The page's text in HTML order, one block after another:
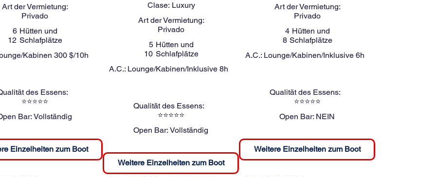
Art der Vermietung:
Privado
6 Hütten und
12 Schlafplätze
Kabinen 300 $/10h
des Essens:
⭐⭐⭐⭐⭐
Bar: Vollständig
Einzelheiten zum Boot
Clase: Luxury
Art der Vermietung:
Privado
5 Hütten und
10 Schlafplätze
A.C.: Lounge/Kabinen/Inklusive 8h
Qualität des Essens:
⭐⭐⭐⭐⭐
Open Bar: Vollständig
Weitere Einzelheiten zum Boot
Art der Vermietung:
Privado
4 Hütten und
8 Schlafplätze
A.C.: Lounge/Kabinen/Inklusive 6h
Qualität des Essens:
⭐⭐⭐⭐⭐
Open Bar: NEIN
Weitere Einzelheiten zum Boot